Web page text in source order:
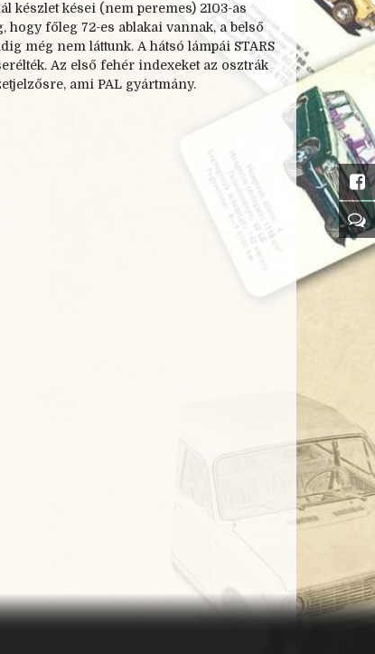
készlet kései (nem peremes) 2103-as
hogy főleg 72-es ablakai vannak, a belső
még nem láttunk. A hátsó lámpái STARS
Az első fehér indexeket az osztrák
ami PAL gyártmány.